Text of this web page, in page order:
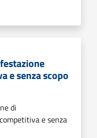
e senza scopo
di
e senza